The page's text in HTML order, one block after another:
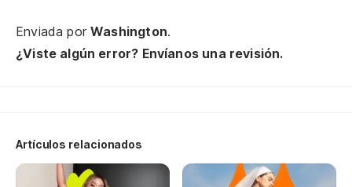
Enviada porWashington.
¿Viste algún error? Envíanos una revisión.
Artículos relacionados